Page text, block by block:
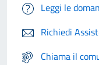
Leggi le
Richiedi
Chiama il